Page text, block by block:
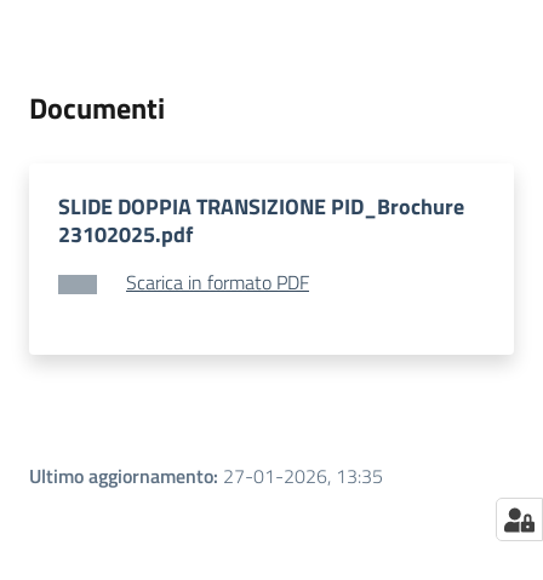
Tutelare
Consumatore
La
Documenti
SLIDE DOPPIA TRANSIZIONE PID_Brochure
23102025.pdf
Scarica in formato PDF
Ultimo aggiornamento: 27-01-2026, 13:35